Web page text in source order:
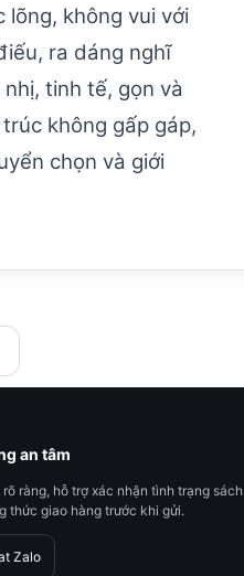
lõng, không vui với
ra dáng nghĩ
tinh tế, gọn và
không gấp gáp,
chọn và giới
an tâm
ràng, hỗ trợ xác nhận tình trạng sách
thức giao hàng trước khi gửi.
Zalo